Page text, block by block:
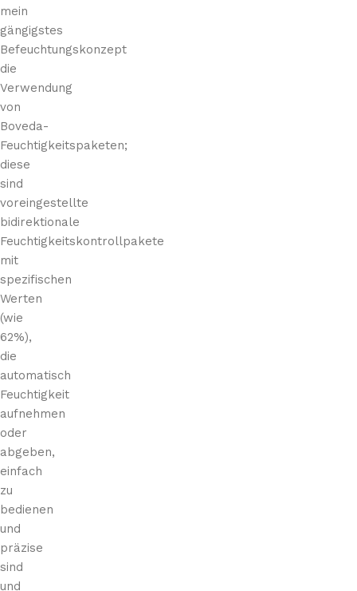
mein
gängigstes
Befeuchtungskonzept
die
Verwendung
von
Boveda-
Feuchtigkeitspaketen;
diese
sind
voreingestellte
bidirektionale
Feuchtigkeitskontrollpakete
mit
spezifischen
Werten
(wie
62%),
die
automatisch
Feuchtigkeit
aufnehmen
oder
abgeben,
einfach
zu
bedienen
und
präzise
sind
und